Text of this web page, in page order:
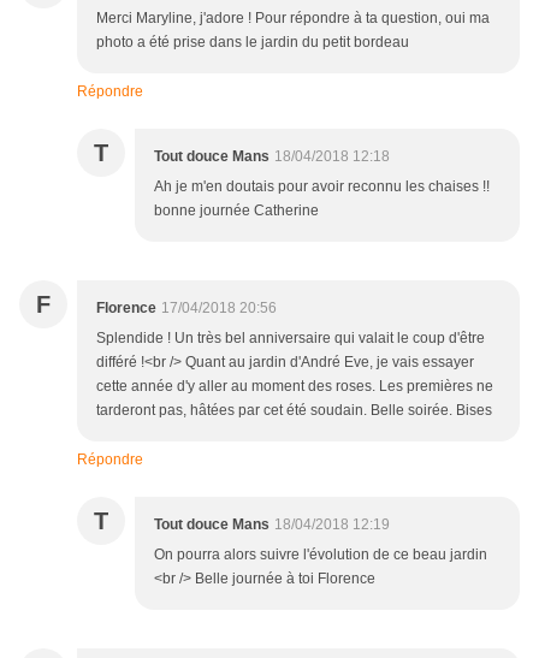
Merci Maryline, j'adore ! Pour répondre à ta question, oui ma
photo a été prise dans le jardin du petit bordeau
Répondre
T Tout douce Mans 18/04/2018 12:18
Ah je m'en doutais pour avoir reconnu les chaises !!
bonne journée Catherine
F Florence 17/04/2018 20:56
Splendide ! Un très bel anniversaire qui valait le coup d'être
différé !<br /> Quant au jardin d'André Eve, je vais essayer
cette année d'y aller au moment des roses. Les premières ne
tarderont pas, hâtées par cet été soudain. Belle soirée. Bises
Répondre
T Tout douce Mans 18/04/2018 12:19
On pourra alors suivre l'évolution de ce beau jardin
<br /> Belle journée à toi Florence